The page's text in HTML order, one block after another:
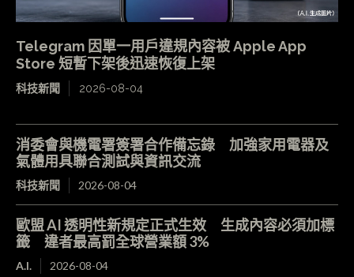
Telegram 因單一用戶違規內容被 Apple App
Store 短暫下架後迅速恢復上架
科技新聞 2026-08-04
消委會與機電署簽署合作備忘錄 加強家用電器及
氣體用具聯合測試與資訊交流
科技新聞 2026-08-04
歐盟 AI 透明性新規定正式生效 生成內容必須加標
籤 違者最高罰全球營業額 3%
A.I. 2026-08-04